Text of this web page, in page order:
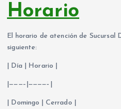
Horario
El horario de atención de Sucursal
siguiente:
| Día | Horario |
|———–|————–|
| Domingo | Cerrado |